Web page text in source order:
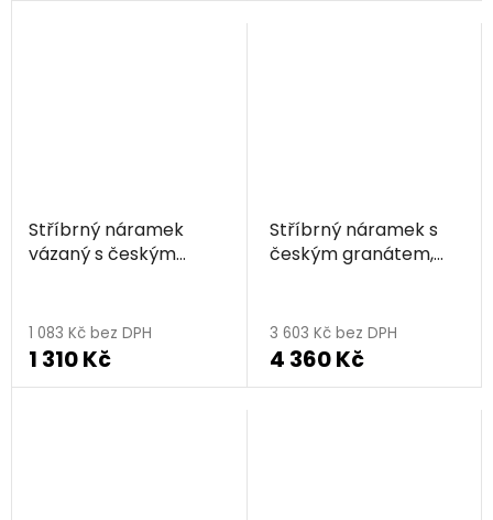
Stříbrný náramek
vázaný s českým
1 083 Kč bez DPH
1 310 Kč
Stříbrný náramek s
českým granátem,
3 603 Kč bez DPH
4 360 Kč